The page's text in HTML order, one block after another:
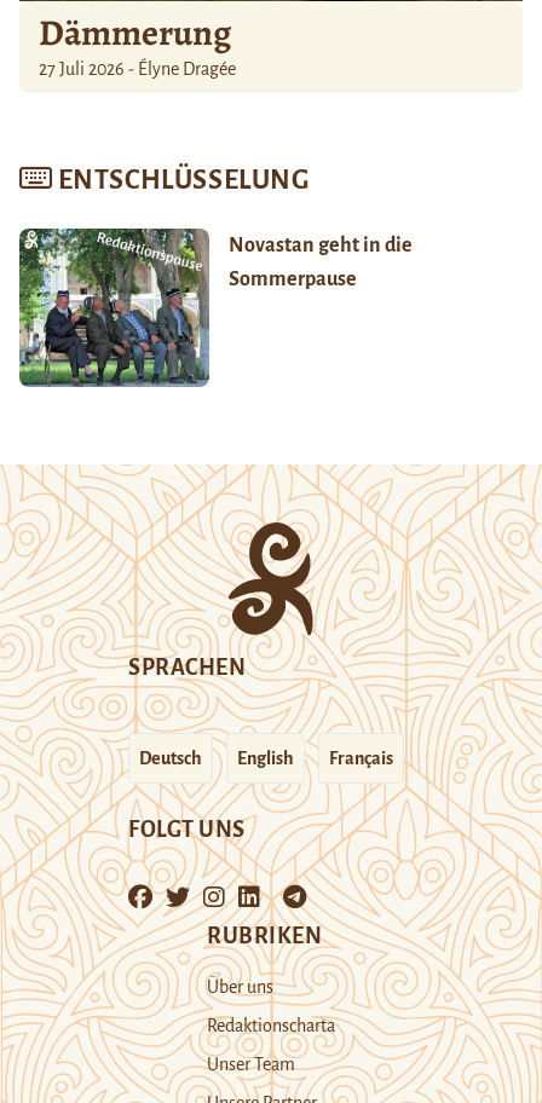
Dämmerung
27 Juli 2026 - Élyne Dragée
ENTSCHLÜSSELUNG
Novastan geht in die
Sommerpause
SPRACHEN
Deutsch English Français
FOLGT UNS
RUBRIKEN
Über uns
Redaktionscharta
Unser Team